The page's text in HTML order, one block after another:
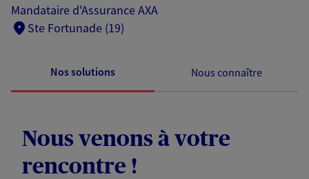
Mandataire d'Assurance AXA
Ste Fortunade (19)
Nos solutions Nous connaître
Nous venons à votre
rencontre !